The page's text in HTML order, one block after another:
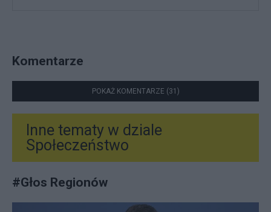
Komentarze
POKAŻ KOMENTARZE (31)
Inne tematy w dziale
Społeczeństwo
#Głos Regionów